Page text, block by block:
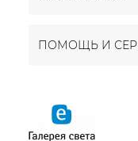
ПОМОЩЬ И